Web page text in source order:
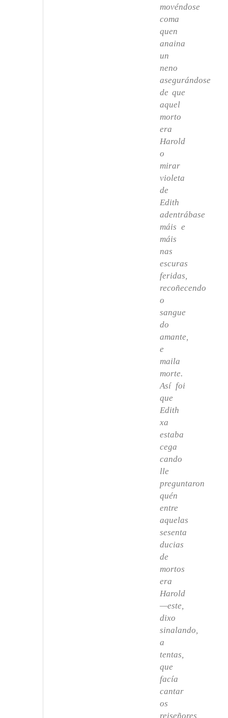
movéndose
coma
quen
anaina
un
neno
asegurándose
de que
aquel
morto
era
Harold
o
mirar
violeta
de
Edith
adentrábase
máis e
máis
nas
escuras
feridas,
recoñecendo
o
sangue
do
amante,
e
maila
morte.
Así foi
que
Edith
xa
estaba
cega
cando
lle
preguntaron
quén
entre
aquelas
sesenta
ducias
de
mortos
era
Harold
—este,
dixo
sinalando,
a
tentas,
que
facía
cantar
os
reiseñores